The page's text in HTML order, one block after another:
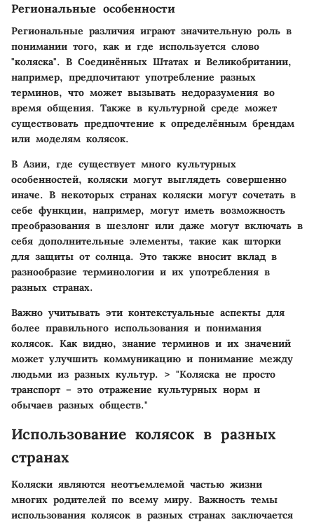
Региональные особенности
Региональные различия играют значительную роль в
понимании того, как и где используется слово
"коляска". В Соединённых Штатах и Великобритании,
например, предпочитают употребление разных
терминов, что может вызывать недоразумения во
время общения. Также в культурной среде может
существовать предпочтение к определённым брендам
или моделям колясок.
В Азии, где существует много культурных
особенностей, коляски могут выглядеть совершенно
иначе. В некоторых странах коляски могут сочетать в
себе функции, например, могут иметь возможность
преобразования в шезлонг или даже могут включать в
себя дополнительные элементы, такие как шторки
для защиты от солнца. Это также вносит вклад в
разнообразие терминологии и их употребления в
разных странах.
Важно учитывать эти контекстуальные аспекты для
более правильного использования и понимания
колясок. Как видно, знание терминов и их значений
может улучшить коммуникацию и понимание между
людьми из разных культур. > "Коляска не просто
транспорт – это отражение культурных норм и
обычаев разных обществ."
Использование колясок в разных
странах
Коляски являются неотъемлемой частью жизни
многих родителей по всему миру. Важность темы
использования колясок в разных странах заключается